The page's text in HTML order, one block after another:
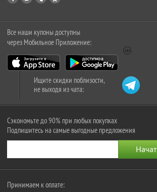
Все наши купоны доступны
через Мобильное Приложение:
Ищите скидки поблизости,
не выходя из чата:
Сэкономьте до 90% при любых покупках
Подпишитесь на самые выгодные предложения
Принимаем к оплате: